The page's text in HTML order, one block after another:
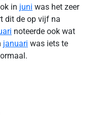
in juni was het zeer
dit de op vijf na
noteerde ook wat
januari was iets te